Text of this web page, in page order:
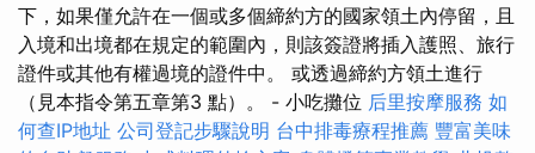
下，如果僅允許在一個或多個締約方的國家領土內停留，且
入境和出境都在規定的範圍內，則該簽證將插入護照、旅行
證件或其他有權過境的證件中。 或透過締約方領土進行
（見本指令第五章第3 點）。 - 小吃攤位 后里按摩服務 如
何查IP地址 公司登記步驟說明 台中排毒療程推薦 豐富美味